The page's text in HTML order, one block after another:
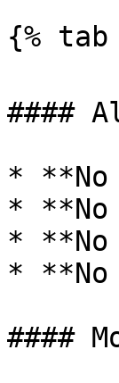
{%
####
* **No
* **No
* **No
* **No
####